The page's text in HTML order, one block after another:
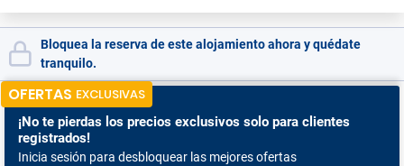
Bloquea la reserva de este alojamiento ahora y quédate
tranquilo.
OFERTAS EXCLUSIVAS
¡No te pierdas los precios exclusivos solo para clientes
registrados!
Inicia sesión para desbloquear las mejores ofertas